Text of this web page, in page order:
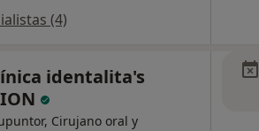
(4)
identalita's
Cirujano oral y